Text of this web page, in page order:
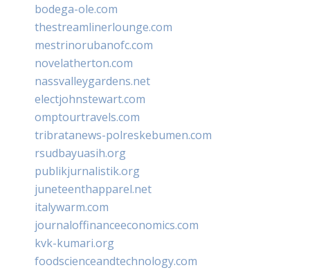
bodega-ole.com
thestreamlinerlounge.com
mestrinorubanofc.com
novelatherton.com
nassvalleygardens.net
electjohnstewart.com
omptourtravels.com
tribratanews-polreskebumen.com
rsudbayuasih.org
publikjurnalistik.org
juneteenthapparel.net
italywarm.com
journaloffinanceeconomics.com
kvk-kumari.org
foodscienceandtechnology.com